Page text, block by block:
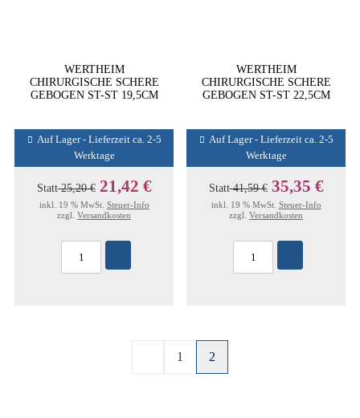
WERTHEIM
CHIRURGISCHE SCHERE
GEBOGEN ST-ST 19,5CM
Auf Lager - Lieferzeit ca. 2-5
Werktage
Statt25,20 € 21,42 €
inkl. 19 % MwSt. Steuer-Info
zzgl. Versandkosten
WERTHEIM
CHIRURGISCHE SCHERE
GEBOGEN ST-ST 22,5CM
Auf Lager - Lieferzeit ca. 2-5
Werktage
Statt41,59 € 35,35 €
inkl. 19 % MwSt. Steuer-Info
zzgl. Versandkosten
1 2